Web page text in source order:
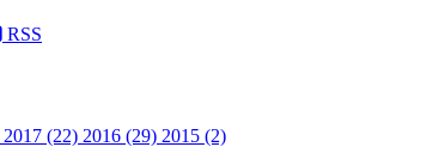
RSS
2017 (22) 2016 (29) 2015 (2)